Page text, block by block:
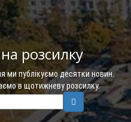
розсилку
ми публікуємо десятки новин.
в щотижневу розсилку.